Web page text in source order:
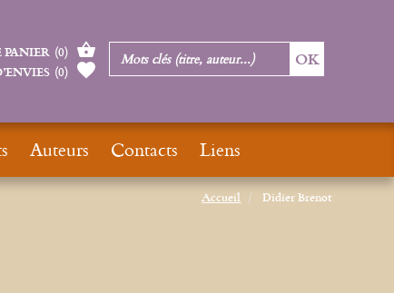
Accueil Didier Brenot
(0)
(0)
Auteurs Contacts Liens